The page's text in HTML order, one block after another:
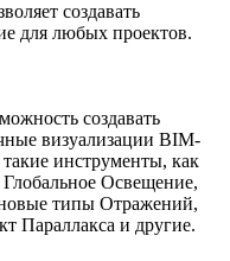
создавать
для любых проектов.
создавать
визуализации BIM-
инструменты, как
Освещение,
новые типы Отражений,
Параллакса и другие.